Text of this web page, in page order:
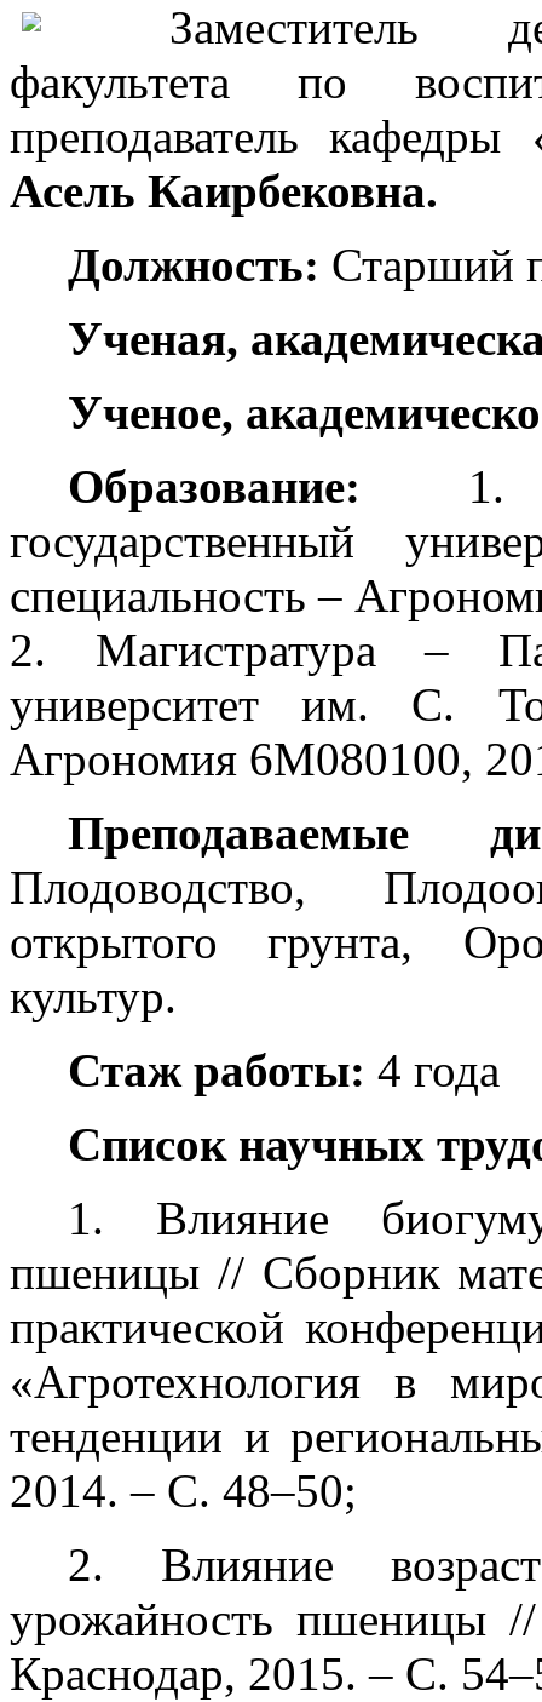
Заместитель
факультета по
преподаватель кафедры
Асель Каирбековна.
Должность: Старший
Ученая,
Ученое,
Образование: 1.
государственный
специальность –
2. Магистратура –
университет им. С.
Агрономия 6М080100,
Преподаваемые
Плодоводство,
открытого грунта,
культур.
Стаж работы: 4 года
Список научных
1. Влияние
пшеницы // Сборник
практической
«Агротехнология в
тенденции и
2014. – С. 48–50;
2. Влияние
урожайность пшеницы
Краснодар, 2015. – С.